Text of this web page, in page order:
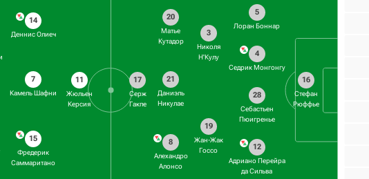
14
Деннис Олиеч
7
Камель Шафни
15
Фредерик
Саммаритано
11
Жюльен
Керсия
16
Стефан
Рюффье
5
Лоран Боннар
4
Седрик Монгонгу
28
Себастьен
Пюигренье
12
Адриано Перейра
да Сильва
3
Николя
Н'Кулу
19
Жан-Жак
Госсо
20
Матье
Кутадор
21
Даниэль
Никулае
8
Алехандро
Алонсо
17
Серж
Гакпе